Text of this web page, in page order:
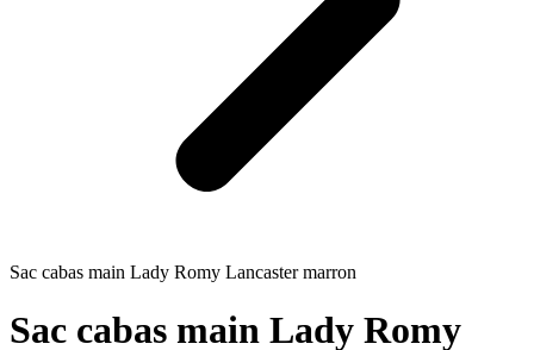
Sac cabas main Lady Romy Lancaster marron
Sac cabas main Lady Romy